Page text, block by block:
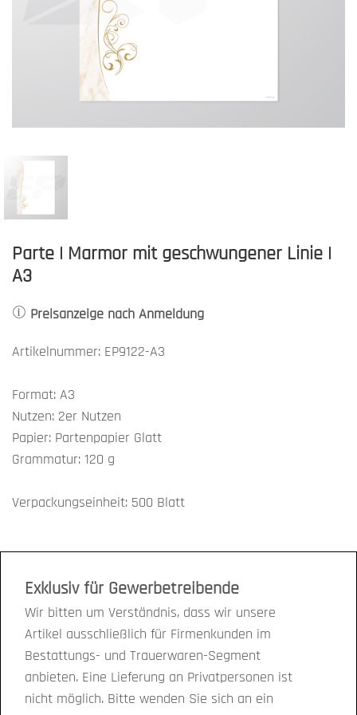
Parte | Marmor mit geschwungener Linie |
A3
Preisanzeige nach Anmeldung
Artikelnummer: EP9122-A3
Format: A3
Nutzen: 2er Nutzen
Papier: Partenpapier Glatt
Grammatur: 120 g
Verpackungseinheit: 500 Blatt
Exklusiv für Gewerbetreibende
Wir bitten um Verständnis, dass wir unsere
Artikel ausschließlich für Firmenkunden im
Bestattungs- und Trauerwaren-Segment
anbieten. Eine Lieferung an Privatpersonen ist
nicht möglich. Bitte wenden Sie sich an ein